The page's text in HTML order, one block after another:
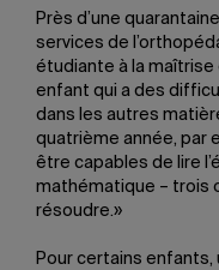
Près d’une
services de
étudiante à la maîtrise
enfant qui a des
dans les autres
quatrième année, par
être capables de lire
mathématique – trois
résoudre.»
Pour certains